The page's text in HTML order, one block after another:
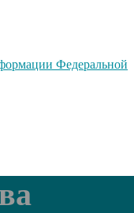
Федеральной